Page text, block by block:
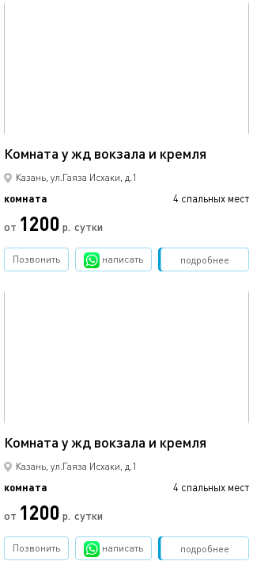
Комната у жд вокзала и кремля
Казань, ул.Гаяза Исхаки, д.1
комната 4 спальных мест
от 1200 р. сутки
подробнее
Позвонить написать Забронировать
Комната у жд вокзала и кремля
Казань, ул.Гаяза Исхаки, д.1
комната 4 спальных мест
от 1200 р. сутки
подробнее
Позвонить написать Забронировать